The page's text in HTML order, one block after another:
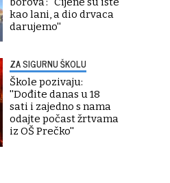
kao lani, a dio drvaca
darujemo''
ZA SIGURNU ŠKOLU
Škole pozivaju:
''Dođite danas u 18
sati i zajedno s nama
odajte počast žrtvama
iz OŠ Prečko''